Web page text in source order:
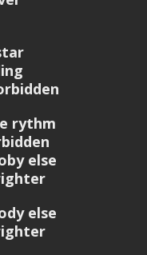
rythm
else
else